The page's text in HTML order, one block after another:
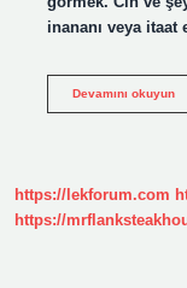
inananı veya
Devamını okuyunCin
https://lekforum.com
https://